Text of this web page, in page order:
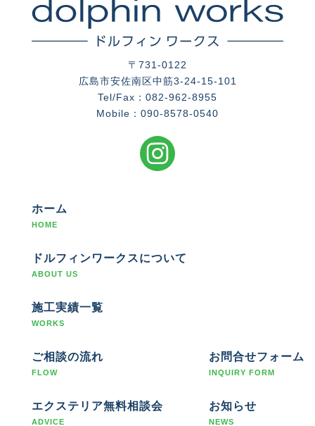
〒731-0122
広島市安佐南区中筋3-24-15-101
Tel/Fax：082-962-8955
Mobile：090-8578-0540
ホーム
HOME
ドルフィンワークスについて
ABOUT US
施工実績一覧
WORKS
ご相談の流れ
FLOW
エクステリア無料相談会
ADVICE
お問合せフォーム
INQUIRY FORM
お知らせ
NEWS